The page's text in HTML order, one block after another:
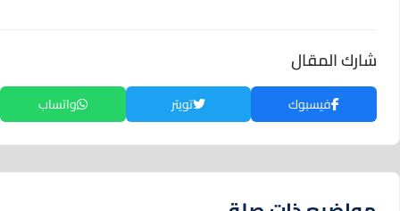
شارك المقال
فيسبوك تويتر واتساب